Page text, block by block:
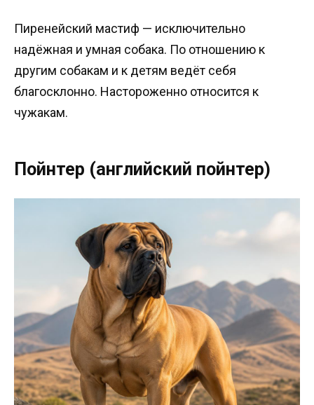
Пиренейский мастиф — исключительно
надёжная и умная собака. По отношению к
другим собакам и к детям ведёт себя
благосклонно. Настороженно относится к
чужакам.
Пойнтер (английский пойнтер)